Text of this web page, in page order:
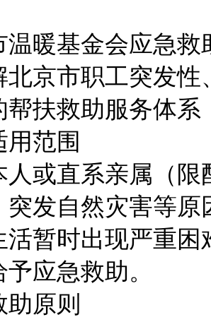
温暖基金会应急救
北京市职工突发
帮扶救助服务体
用范围
人或直系亲属（
突发自然灾害等
活暂时出现严重
应急救助。
原则